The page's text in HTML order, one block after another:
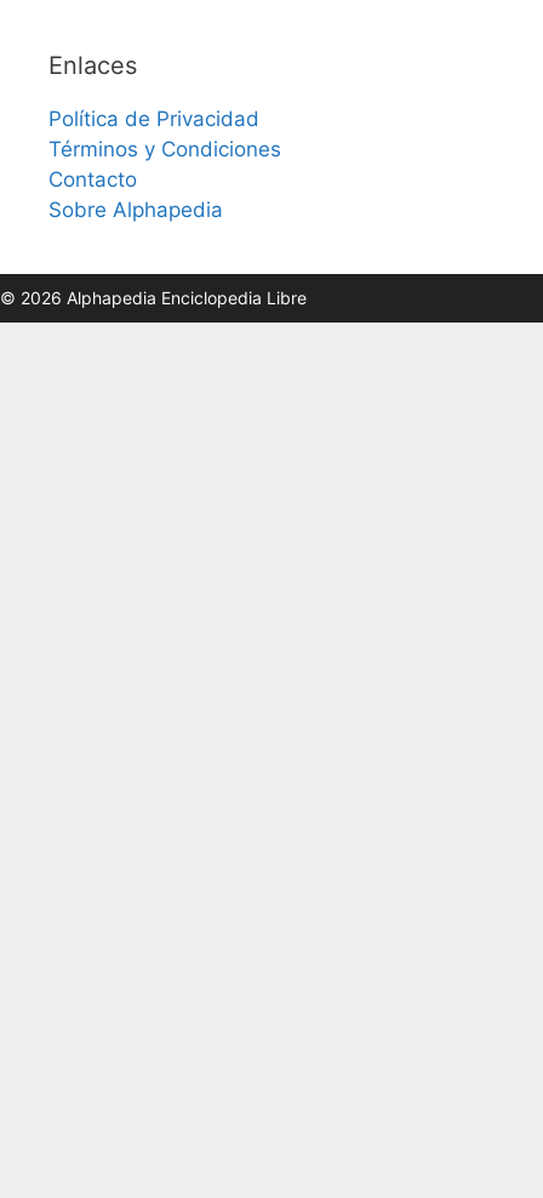
Enlaces
Política de Privacidad
Términos y Condiciones
Contacto
Sobre Alphapedia